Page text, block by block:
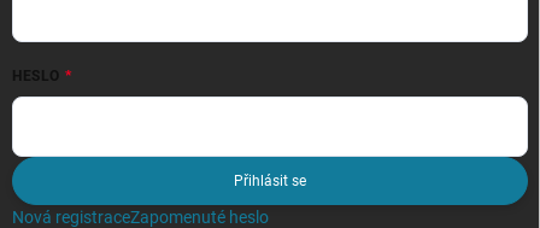
HESLO
Přihlásit se
Nová registraceZapomenuté heslo